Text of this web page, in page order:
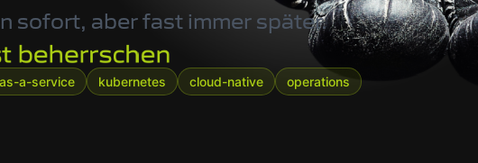
sofort, aber fast immer später.
a-service kubernetes cloud-native operations